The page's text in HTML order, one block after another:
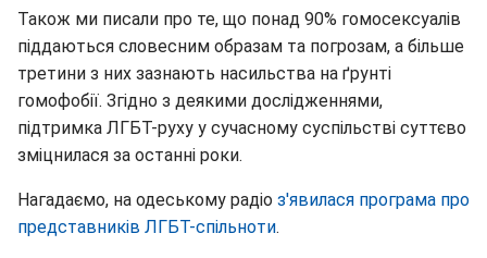
Також ми писали про те, що понад 90% гомосексуалів
піддаються словесним образам та погрозам, а більше
третини з них зазнають насильства на ґрунті
гомофобії. Згідно з деякими дослідженнями,
підтримка ЛГБТ-руху у сучасному суспільстві суттєво
зміцнилася за останні роки.
Нагадаємо, на одеському радіо з'явилася програма про
представників ЛГБТ-спільноти.